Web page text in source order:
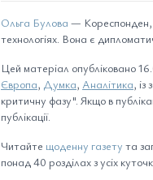
Ольга Булова — Кореспонден,
технологіях. Вона є
Цей матеріал опубліковано
Європа, Думка, Аналітика,
критичну фазу". Якщо в
публікації.
Читайте щоденну газету та
понад 40 розділах з усіх